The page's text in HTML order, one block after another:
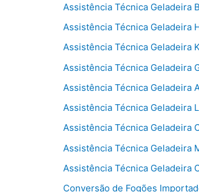
Assistência Técnica Geladeira
Assistência Técnica Geladeira
Assistência Técnica Geladeira
Assistência Técnica Geladeira
Assistência Técnica Geladeira
Assistência Técnica Geladeira
Assistência Técnica Geladeira
Assistência Técnica Geladeira
Assistência Técnica Geladeira
Conversão de Fogões